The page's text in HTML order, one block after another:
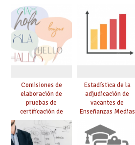
Comisiones de
elaboración de
pruebas de
certificación de
competencia
lingüística: publicada
resolución definitiva
Estadística de la
adjudicación de
vacantes de
Enseñanzas Medias